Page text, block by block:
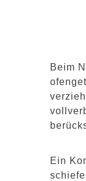
Beim
Ein